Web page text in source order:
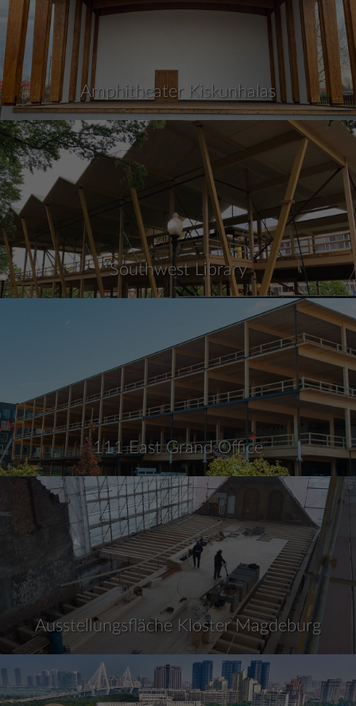
Amphitheater Kiskunhalas
Southwest Library
111 East Grand Office
Ausstellungsfläche Kloster Magdeburg